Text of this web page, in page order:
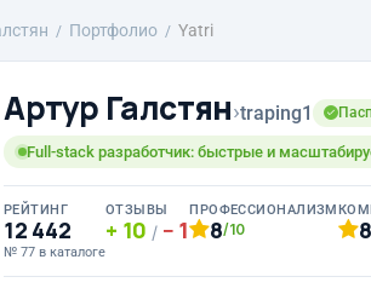
Портфолио Yatri
Артур Галстян›traping1
Full-stack разработчик: быстрые и
РЕЙТИНГ
12 442
№ 77 в каталоге
ОТЗЫВЫ
10 / 1
ПРОФЕССИОНАЛИЗМ
8/10 8